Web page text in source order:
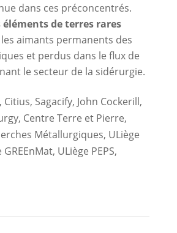
dans ces préconcentrés.
de terres rares
aimants permanents des
et perdus dans le flux de
le secteur de la sidérurgie.
Sagacify, John Cockerill,
Centre Terre et Pierre,
Métallurgiques, ULiège
ULiège PEPS,